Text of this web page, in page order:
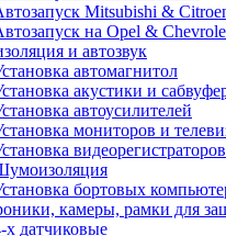
Mitsubishi &
на Opel &
и автозвук
автомагнитол
акустики и
автоусилителей
мониторов и
видеорегистраторов
бортовых
камеры, рамки для
х датчиковые